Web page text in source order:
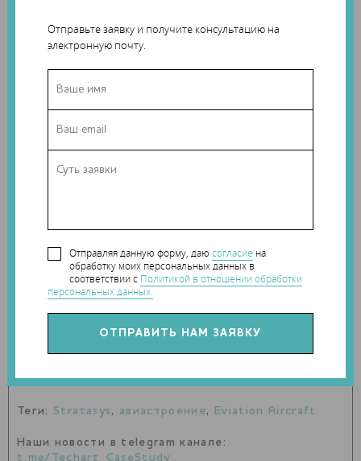
Отправьте заявку и получите консультацию на
электронную почту.
Отправляя данную форму, даюсогласие на
обработку моих персональных данных в
соответствии с Политикой в отношении обработки
персональных данных.
Сейчас в компании используют 3D-печать для
прототипирования и испытаний. Учитывая, что 3D-печать
позволяет создавать легкие детали сложной формы,
напечатать некоторые конечные детали летательного
Теги: Stratasys , авиастроение, Eviation Aircraft
Наши новости в telegram канале:
t.me/Techart_CaseStudy